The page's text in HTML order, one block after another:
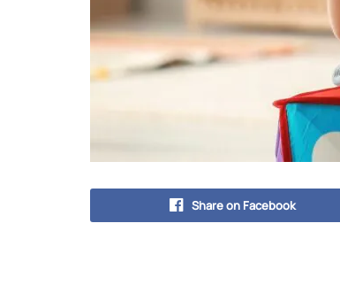
Share on Facebook